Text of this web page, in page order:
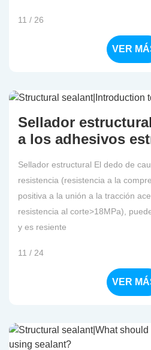
11 / 26
VER
Sellador
a los adhesivos
Sellador estructural El dedo de
resistencia (resistencia a la
positiva a la unión a la tracción
resistencia al corte>18MPa),
y es resiente
11 / 24
VER